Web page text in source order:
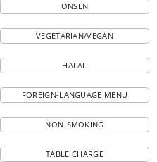
ONSEN
VEGETARIAN/VEGAN
HALAL
FOREIGN-LANGUAGE MENU
NON-SMOKING
TABLE CHARGE